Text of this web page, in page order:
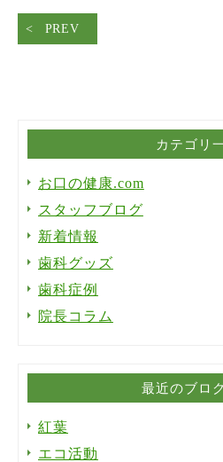
PREV
カテゴリ
お口の健康.com
スタッフブログ
新着情報
歯科グッズ
歯科症例
院長コラム
最近のブロ
紅葉
エコ活動